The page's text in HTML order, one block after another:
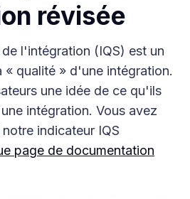
révisée
l'intégration (IQS) est un
« qualité » d'une intégration.
une idée de ce qu'ils
intégration. Vous avez
indicateur IQS
page de documentation